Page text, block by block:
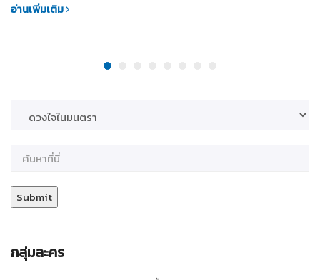
อ่านเพิ่มเติม
กลุ่มละคร